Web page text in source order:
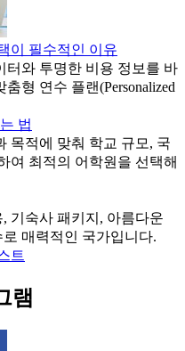
이 필수적인 이유
터와 투명한 비용 정보를 바
형 연수 플랜(Personalized
법
목적에 맞춰 학교 규모, 국
여 최적의 어학원을 선택해
기숙사 패키지, 아름다운
매력적인 국가입니다.
트
램